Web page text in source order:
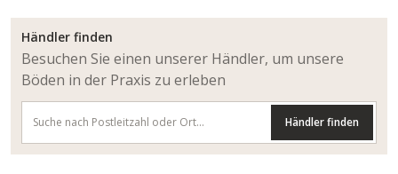
Händler finden
Besuchen Sie einen unserer Händler, um unsere
Böden in der Praxis zu erleben
Händler finden